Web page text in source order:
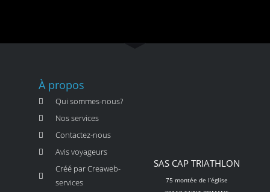
À propos
Qui sommes-nous?
Nos services
Contactez-nous
Avis voyageurs
Créé par Creaweb-
services
SAS CAP TRIATHLON
75 montée de l’église